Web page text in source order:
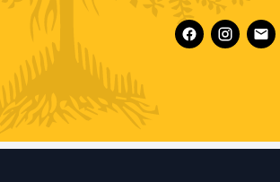
Follow XR Vicenza on